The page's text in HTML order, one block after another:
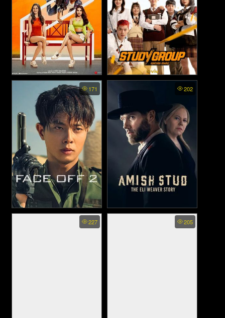
Student of the Year 2 -
นักเรียนดีเด่น 2 (2019)
Study Group พากย์ไทย - กลุ่ม
ติวเดือด เลือดนักสู้ (2025)
171
Face Off 2: The Studio - ลุย
ระห่ำ 2: กองถ่ายนักบู๊ (2016)
202
Amish Stud The Eli Weaver
227 205